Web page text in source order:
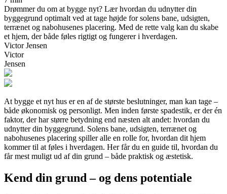
Drømmer du om at bygge nyt? Lær hvordan du udnytter din
byggegrund optimalt ved at tage højde for solens bane, udsigten,
terrænet og nabohusenes placering. Med de rette valg kan du skabe
et hjem, der både føles rigtigt og fungerer i hverdagen.
Victor Jensen
Victor
Jensen
At bygge et nyt hus er en af de største beslutninger, man kan tage –
både økonomisk og personligt. Men inden første spadestik, er der én
faktor, der har større betydning end næsten alt andet: hvordan du
udnytter din byggegrund. Solens bane, udsigten, terrænet og
nabohusenes placering spiller alle en rolle for, hvordan dit hjem
kommer til at føles i hverdagen. Her får du en guide til, hvordan du
får mest muligt ud af din grund – både praktisk og æstetisk.
Kend din grund – og dens potentiale